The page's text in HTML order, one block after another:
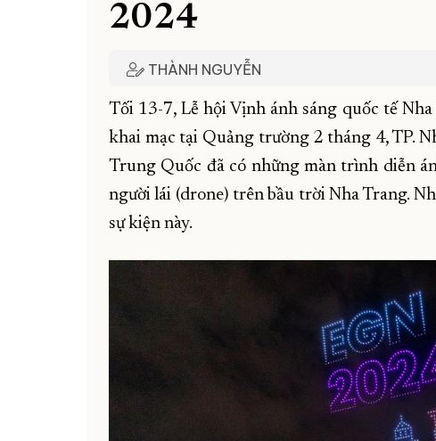
2024
THÀNH NGUYỄN
Tối 13-7, Lễ hội Vịnh ánh sáng quốc tế
khai mạc tại Quảng trường 2 tháng 4, TP.
Trung Quốc đã có những màn trình diễn
người lái (drone) trên bầu trời Nha Trang.
sự kiện này.